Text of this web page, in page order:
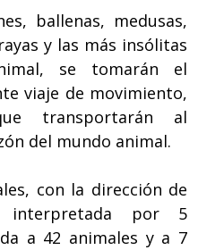
ballenas, medusas,
y las más insólitas
se tomarán el
viaje de movimiento,
transportarán al
del mundo animal.
con la dirección de
interpretada por 5
a 42 animales y a 7